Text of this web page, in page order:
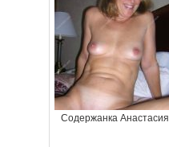
Содержанка Анастасия